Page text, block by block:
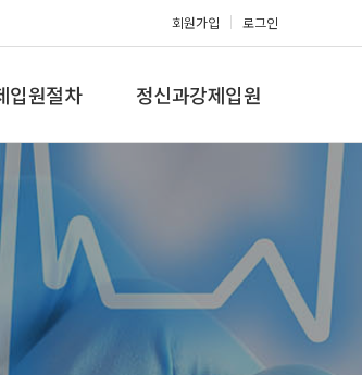
회원가입 로그인
입원절차
제입원절차
정신과강제입원